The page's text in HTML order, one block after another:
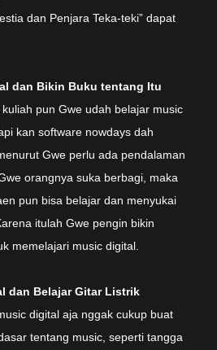
dan Penjara Teka-teki” dapat
dan Bikin Buku tentang Itu
pun Gwe udah belajar music
kan software nowdays dah
Gwe perlu ada pendalaman
orangnya suka berbagi, maka
pun bisa belajar dan menyukai
itulah Gwe pengin bikin
memelajari music digital.
dan Belajar Gitar Listrik
digital aja nggak cukup buat
tentang music, seperti tangga